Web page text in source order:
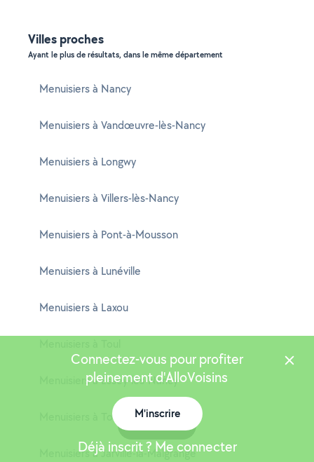
Villes proches
Ayant le plus de résultats, dans le même département
Menuisiers à Nancy
Menuisiers à Vandœuvre-lès-Nancy
Menuisiers à Longwy
Menuisiers à Villers-lès-Nancy
Menuisiers à Pont-à-Mousson
Menuisiers à Lunéville
Menuisiers à Laxou
Menuisiers à Essey-lès-Nancy
Menuisiers à Tomblaine
Menuisiers à Jarville-la-Malgrange
Connectez-vous pour profiter
pleinement d'AlloVoisins
M'inscrire
Déjà inscrit ? Me connecter